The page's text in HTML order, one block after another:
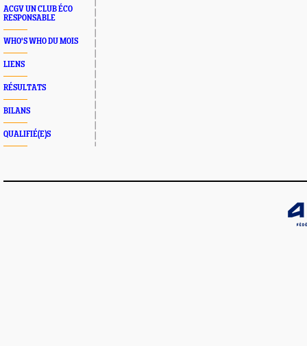
ACGV UN CLUB ÉCO
RESPONSABLE
WHO'S WHO DU MOIS
LIENS
RÉSULTATS
BILANS
QUALIFIÉ(E)S